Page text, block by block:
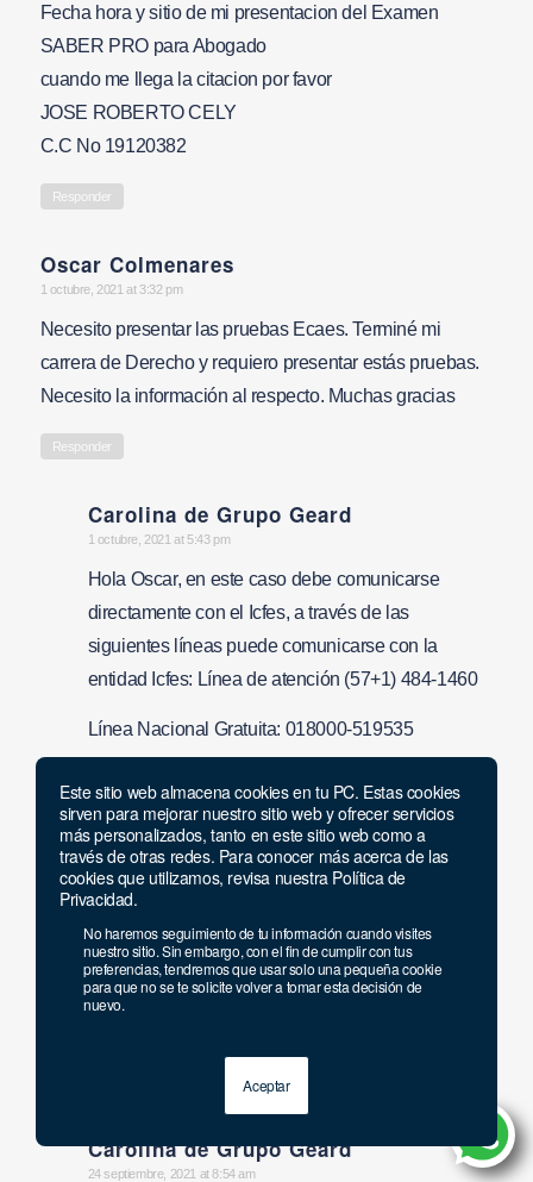
Este sitio web almacena cookies en tu PC. Estas cookies
sirven para mejorar nuestro sitio web y ofrecer servicios
más personalizados, tanto en este sitio web como a
través de otras redes. Para conocer más acerca de las
cookies que utilizamos, revisa nuestra Política de
Privacidad.
No haremos seguimiento de tu información cuando visites
nuestro sitio. Sin embargo, con el fin de cumplir con tus
preferencias, tendremos que usar solo una pequeña cookie
para que no se te solicite volver a tomar esta decisión de
nuevo.
Aceptar
Fecha hora y sitio de mi presentacion del Examen
SABER PRO para Abogado
cuando me llega la citacion por favor
JOSE ROBERTO CELY
C.C No 19120382
Responder
Oscar Colmenares
says:
1 octubre, 2021 at 3:32 pm
Necesito presentar las pruebas Ecaes. Terminé mi
carrera de Derecho y requiero presentar estás pruebas.
Necesito la información al respecto. Muchas gracias
Responder
Carolina de Grupo Geard
says:
1 octubre, 2021 at 5:43 pm
Hola Oscar, en este caso debe comunicarse
directamente con el Icfes, a través de las
siguientes líneas puede comunicarse con la
entidad Icfes: Línea de atención (57+1) 484-1460
Línea Nacional Gratuita: 018000-519535
solicitudesinformacion@icfes.gov.co
https://www.icfes.gov.co/“
Andrés Alejandro Bohórquez Gaviria
says:
23 septiembre, 2021 at 8:00 pm
Carolina de Grupo Geard
says:
24 septiembre, 2021 at 8:54 am